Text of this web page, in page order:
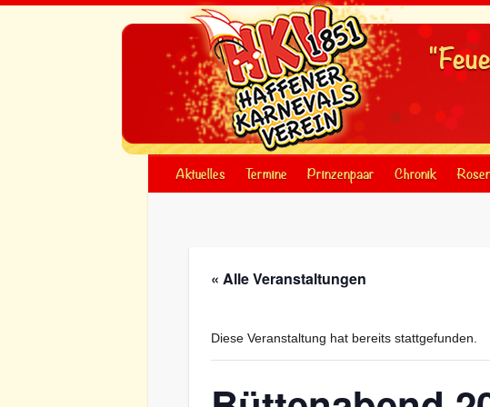
Aktuelles Termine Prinzenpaar Chronik
« Alle Veranstaltungen
Diese Veranstaltung hat bereits stattgefunden.